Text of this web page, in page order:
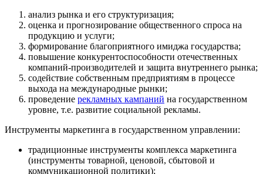
анализ рынка и его структуризация;
оценка и прогнозирование общественного спроса на
продукцию и услуги;
формирование благоприятного имиджа государства;
повышение конкурентоспособности отечественных
компаний-производителей и защита внутреннего рынка;
содействие собственным предприятиям в процессе
выхода на международные рынки;
проведение рекламных кампаний на государственном
уровне, т.е. развитие социальной рекламы.
Инструменты маркетинга в государственном управлении:
традиционные инструменты комплекса маркетинга
(инструменты товарной, ценовой, сбытовой и
коммуникационной политики);